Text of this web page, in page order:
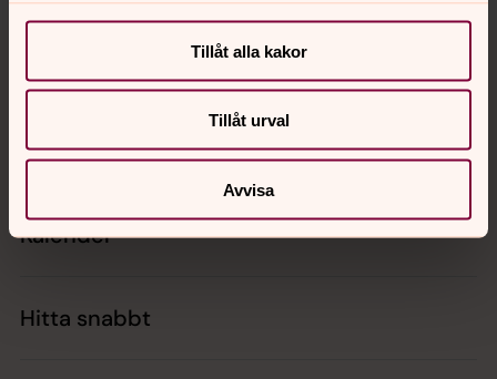
Tillåt alla kakor
Tillåt urval
Avvisa
Kontakt
Kalender
Hitta snabbt